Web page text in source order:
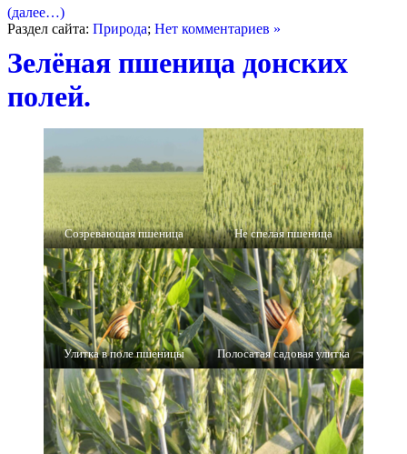
(далее…)
Раздел сайта: Природа; Нет комментариев »
Зелёная пшеница донских
полей.
Созревающая пшеница Не спелая пшеница
Улитка в поле пшеницы Полосатая садовая улитка